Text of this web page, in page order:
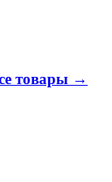
товары →